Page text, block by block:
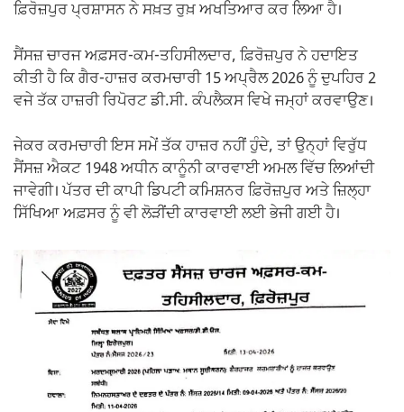
ਫ਼ਿਰੋਜ਼ਪੁਰ ਪ੍ਰਸ਼ਾਸਨ ਨੇ ਸਖ਼ਤ ਰੁਖ਼ ਅਖਤਿਆਰ ਕਰ ਲਿਆ ਹੈ।
ਸੈਂਸਜ਼ ਚਾਰਜ ਅਫ਼ਸਰ-ਕਮ-ਤਹਿਸੀਲਦਾਰ, ਫ਼ਿਰੋਜ਼ਪੁਰ ਨੇ ਹਦਾਇਤ
ਕੀਤੀ ਹੈ ਕਿ ਗੈਰ-ਹਾਜ਼ਰ ਕਰਮਚਾਰੀ 15 ਅਪ੍ਰੈਲ 2026 ਨੂੰ ਦੁਪਹਿਰ 2
ਵਜੇ ਤੱਕ ਹਾਜ਼ਰੀ ਰਿਪੋਰਟ ਡੀ.ਸੀ. ਕੰਪਲੈਕਸ ਵਿਖੇ ਜਮ੍ਹਾਂ ਕਰਵਾਉਣ।
ਜੇਕਰ ਕਰਮਚਾਰੀ ਇਸ ਸਮੇਂ ਤੱਕ ਹਾਜ਼ਰ ਨਹੀਂ ਹੁੰਦੇ, ਤਾਂ ਉਨ੍ਹਾਂ ਵਿਰੁੱਧ
ਸੈਂਸਜ਼ ਐਕਟ 1948 ਅਧੀਨ ਕਾਨੂੰਨੀ ਕਾਰਵਾਈ ਅਮਲ ਵਿੱਚ ਲਿਆਂਦੀ
ਜਾਵੇਗੀ। ਪੱਤਰ ਦੀ ਕਾਪੀ ਡਿਪਟੀ ਕਮਿਸ਼ਨਰ ਫ਼ਿਰੋਜ਼ਪੁਰ ਅਤੇ ਜ਼ਿਲ੍ਹਾ
ਸਿੱਖਿਆ ਅਫ਼ਸਰ ਨੂੰ ਵੀ ਲੋੜੀਂਦੀ ਕਾਰਵਾਈ ਲਈ ਭੇਜੀ ਗਈ ਹੈ।